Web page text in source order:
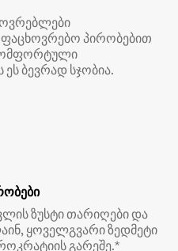
პირობებით
ეს ბევრად სჯობია.
ზუსტი თარიღები და
ყოველგვარი ზედმეტი
გარეშე.*